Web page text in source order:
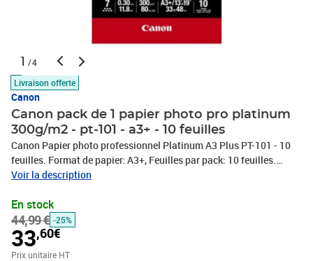
1 /4
Livraison offerte
Canon
Canon pack de 1 papier photo pro platinum
300g/m2 - pt-101 - a3+ - 10 feuilles
Canon Papier photo professionnel Platinum A3 Plus PT-101 - 10
feuilles. Format de papier: A3+, Feuilles par pack: 10 feuilles.
Largeur: 330 mm, Hauteur: 480 mm, Poids: 300 g
Voir la description
En stock
44,99 € -25%
33,60€
Prix unitaire HT